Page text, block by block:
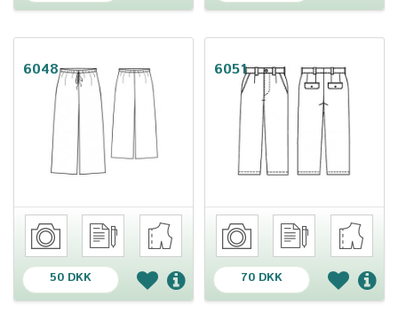
6048
50 DKK
6051
70 DKK